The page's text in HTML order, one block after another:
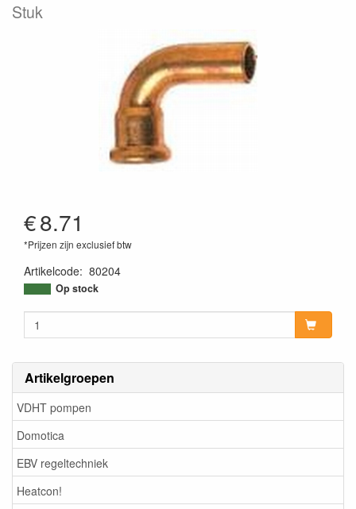
Artikelgroepen
VDHT pompen
Domotica
EBV regeltechniek
Heatcon!
Stuk
€8.71
*Prijzen zijn exclusief btw
Artikelcode: 80204
Op stock